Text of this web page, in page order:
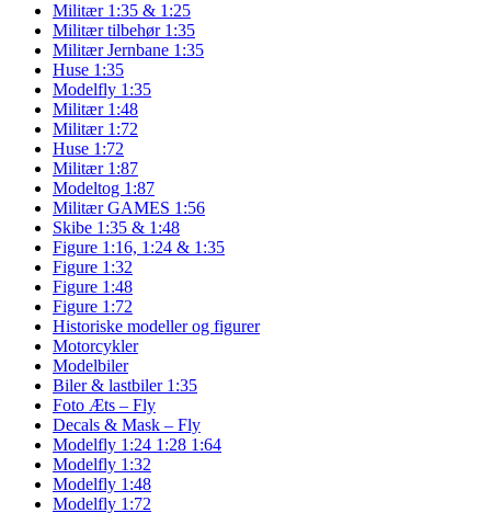
Militær 1:35 & 1:25
Militær tilbehør 1:35
Militær Jernbane 1:35
Huse 1:35
Modelfly 1:35
Militær 1:48
Militær 1:72
Huse 1:72
Militær 1:87
Modeltog 1:87
Militær GAMES 1:56
Skibe 1:35 & 1:48
Figure 1:16, 1:24 & 1:35
Figure 1:32
Figure 1:48
Figure 1:72
Historiske modeller og figurer
Motorcykler
Modelbiler
Biler & lastbiler 1:35
Foto Æts – Fly
Decals & Mask – Fly
Modelfly 1:24 1:28 1:64
Modelfly 1:32
Modelfly 1:48
Modelfly 1:72